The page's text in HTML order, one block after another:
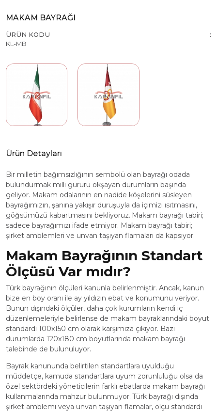
MAKAM BAYRAĞI
ÜRÜN KODU
KL-MB
Ürün Detayları
Bir milletin bağımsızlığının sembolü olan bayrağı odada
bulundurmak milli gururu okşayan durumların başında
geliyor. Makam odalarının en nadide köşelerini süsleyen
bayrağımızın, şanına yakışır duruşuyla da içimizi ısıtmasını,
göğsümüzü kabartmasını bekliyoruz. Makam bayrağı tabiri;
sadece bayrağımızı ifade etmiyor. Makam bayrağı tabiri;
şirket amblemleri ve unvan taşıyan flamaları da kapsıyor.
Makam Bayrağının Standart
Ölçüsü Var mıdır?
Türk bayrağının ölçüleri kanunla belirlenmiştir. Ancak, kanun
bize en boy oranı ile ay yıldızın ebat ve konumunu veriyor.
Bunun dışındaki ölçüler, daha çok kurumların kendi iç
düzenlemeleriyle belirlense de makam bayraklarındaki boyut
standardı 100x150 cm olarak karşımıza çıkıyor. Bazı
durumlarda 120x180 cm boyutlarında makam bayrağı
talebinde de bulunuluyor.
Bayrak kanununda belirtilen standartlara uyulduğu
müddetçe, kamuda standartlara uyum zorunluluğu olsa da
özel sektördeki yöneticilerin farklı ebatlarda makam bayrağı
kullanmalarında mahzur bulunmuyor. Türk bayrağı dışında
şirket amblemi veya unvan taşıyan flamalar, ölçü standardı